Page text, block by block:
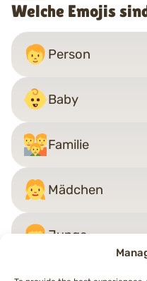
Welche Emojis
Person
Baby
Familie
Mädchen
Junge